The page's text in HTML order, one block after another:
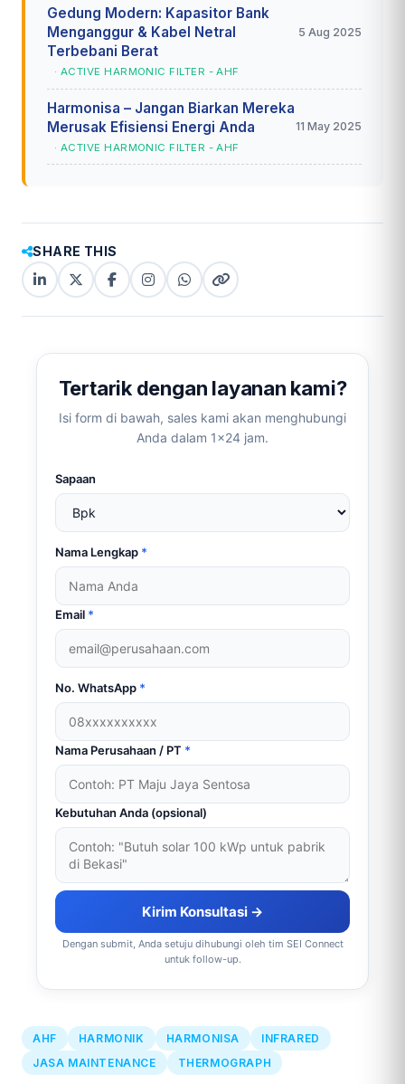
Gedung Modern: Kapasitor Bank
Menganggur & Kabel Netral
Terbebani Berat
· ACTIVE HARMONIC FILTER - AHF
5 Aug 2025
Harmonisa – Jangan Biarkan Mereka
Merusak Efisiensi Energi Anda
· ACTIVE HARMONIC FILTER - AHF
11 May 2025
SHARE THIS
LinkedIn
X
(Twitter)
FacebookInstagram
(copy
WhatsApp
Copy
link
Tertarik dengan layanan kami?
Isi form di bawah, sales kami akan menghubungi
Anda dalam 1×24 jam.
Sapaan
Nama Lengkap *
Email *
No. WhatsApp *
Nama Perusahaan / PT *
Kebutuhan Anda (opsional)
Kirim Konsultasi →
Dengan submit, Anda setuju dihubungi oleh tim SEI Connect
untuk follow-up.
AHF HARMONIK HARMONISA
INFRARED
JASA MAINTENANCE
THERMOGRAPH